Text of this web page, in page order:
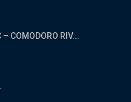
– COMODORO RIV...